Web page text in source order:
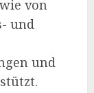
von
und
und